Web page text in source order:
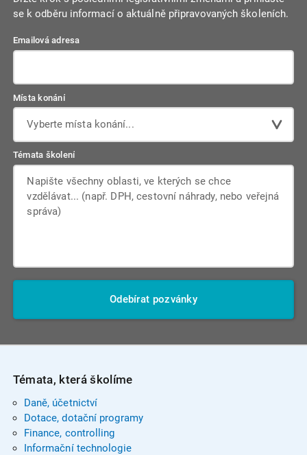
se k odběru informací o aktuálně připravovaných školeních.
Emailová adresa
Místa konání
Vyberte místa konání...
Témata školení
Odebírat pozvánky
Témata, která školíme
Daně, účetnictví
Dotace, dotační programy
Finance, controlling
Informační technologie